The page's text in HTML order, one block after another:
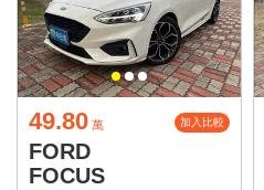
49.80 萬 加入比較
FORD
FOCUS